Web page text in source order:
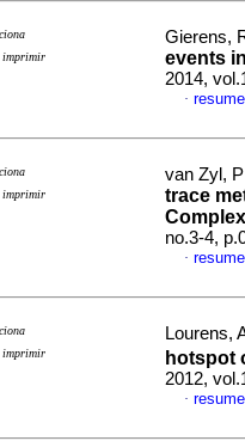
imprimir
Gierens,
events
2014,
·
imprimir
van Zyl,
trace
no.3-4,
·
imprimir
Lourens,
hotspot
2012,
·